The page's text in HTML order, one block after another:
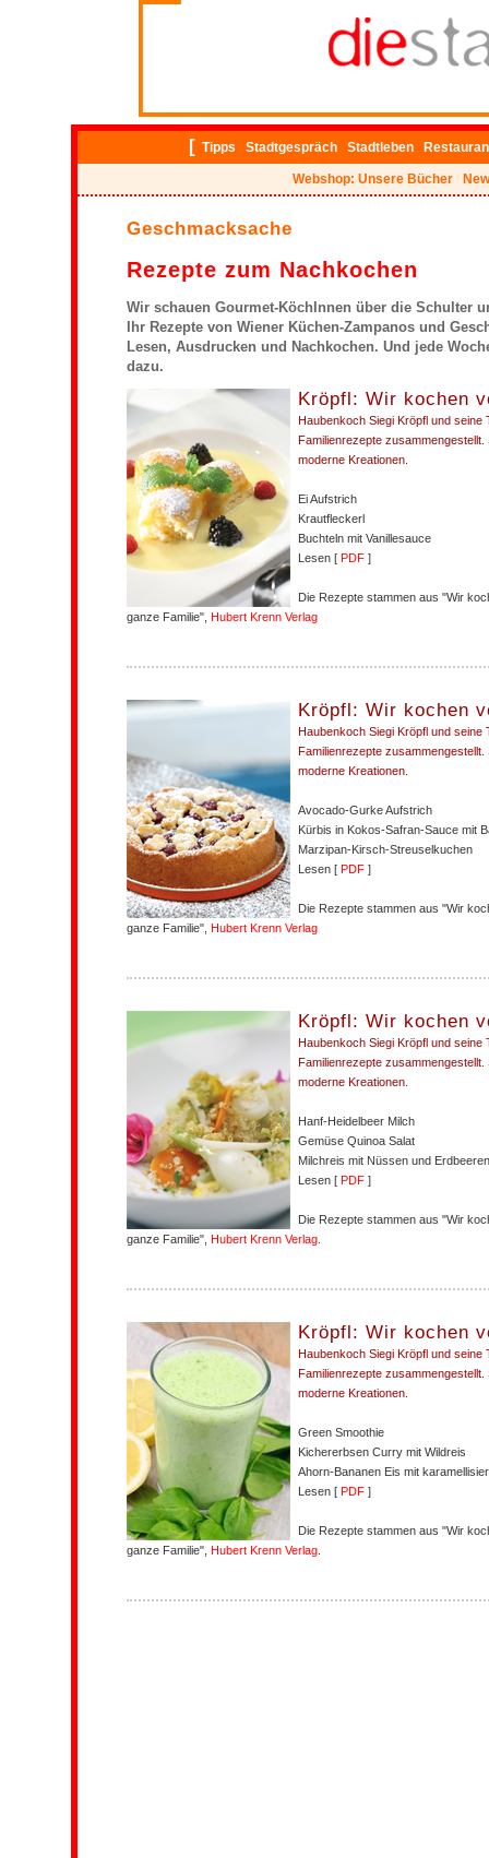
[ Tipps Stadtgespräch Stadtleben
Webshop: Unsere Bücher
Geschmacksache
Rezepte zum Nachkochen
Wir schauen Gourmet-KöchInnen über die Schulter
Ihr Rezepte von Wiener Küchen-Zampanos und
Lesen, Ausdrucken und Nachkochen. Und jede
dazu.
Kröpfl: Wir kochen
Haubenkoch Siegi Kröpfl und seine
Familienrezepte
moderne Kreationen.
Ei Aufstrich
Krautfleckerl
Buchteln mit Vanillesauce
Lesen [ PDF ]
Die Rezepte stammen aus "Wir
ganze Familie", Hubert Krenn Verlag
Kröpfl: Wir kochen
Haubenkoch Siegi Kröpfl und seine
Familienrezepte
moderne Kreationen.
Avocado-Gurke Aufstrich
Kürbis in Kokos-Safran-Sauce mit
Marzipan-Kirsch-Streuselkuchen
Lesen [ PDF ]
Die Rezepte stammen aus "Wir
ganze Familie", Hubert Krenn Verlag
Kröpfl: Wir kochen
Haubenkoch Siegi Kröpfl und seine
Familienrezepte
moderne Kreationen.
Hanf-Heidelbeer Milch
Gemüse Quinoa Salat
Milchreis mit Nüssen und Erdbeeren
Lesen [ PDF ]
Die Rezepte stammen aus "Wir
ganze Familie", Hubert Krenn Verlag
Kröpfl: Wir kochen
Haubenkoch Siegi Kröpfl und seine
Familienrezepte
moderne Kreationen.
Green Smoothie
Kichererbsen Curry mit Wildreis
Ahorn-Bananen Eis mit
Lesen [ PDF ]
Die Rezepte stammen aus "Wir
ganze Familie", Hubert Krenn Verlag